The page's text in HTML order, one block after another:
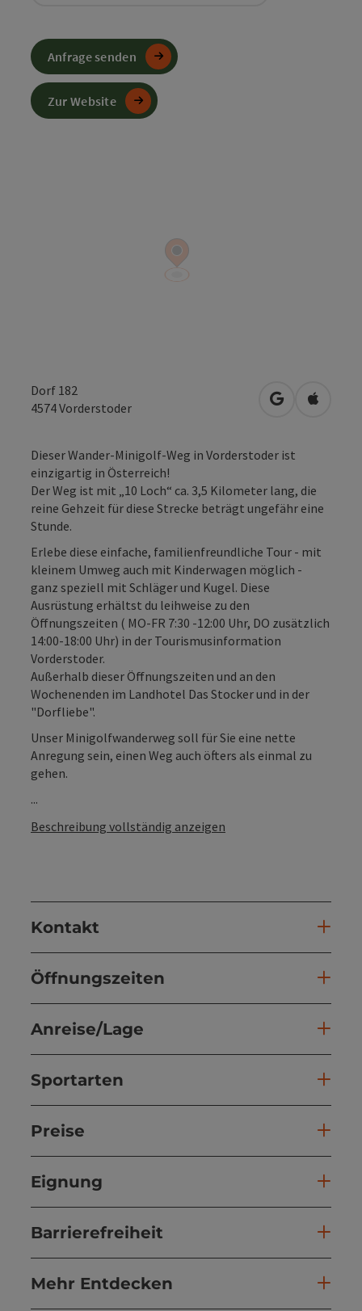
Dorf 182
4574Vorderstoder in Google
in
Dieser Wander-Minigolf-Weg in Vorderstoder ist
einzigartig in Österreich!
Der Weg ist mit „10 Loch“ ca. 3,5 Kilometer lang, die
reine Gehzeit für diese Strecke beträgt ungefähr eine
Stunde.
Erlebe diese einfache, familienfreundliche Tour - mit
kleinem Umweg auch mit Kinderwagen möglich -
ganz speziell mit Schläger und Kugel. Diese
Ausrüstung erhältst du leihweise zu den
Öffnungszeiten ( MO-FR 7:30 -12:00 Uhr, DO zusätzlich
14:00-18:00 Uhr) in der Tourismusinformation
Vorderstoder.
Außerhalb dieser Öffnungszeiten und an den
Wochenenden im Landhotel Das Stocker und in der
"Dorfliebe".
Unser Minigolfwanderweg soll für Sie eine nette
Anregung sein, einen Weg auch öfters als einmal zu
gehen.
...
Beschreibung vollständig anzeigen
Kontakt
Öffnungszeiten
Anreise/Lage
Sportarten
Preise
Eignung
Barrierefreiheit
Mehr Entdecken
Anfrage senden
Zur Website